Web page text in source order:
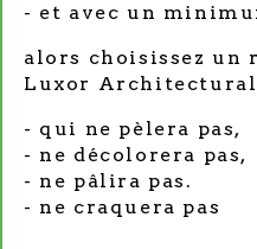
et avec un
alors choisissez un
Luxor Architectural
qui ne pèlera pas,
ne décolorera pas,
ne pâlira pas.
ne craquera pas